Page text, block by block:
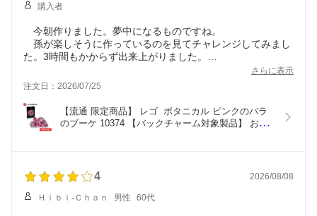
購入者
今朝作りました。夢中になるものですね。
孫が楽しそうに作っているのを見てチャレンジしてみまし
た。3時間もかからず出来上がりました。
チャームもありがとうございました。
さらに表示
注文日：2026/07/25
【流通 限定商品】 レゴ  ボタニカル ピンクのバラ
のブーケ 10374 【バックチャーム対象製品】 おも
4 2026/08/08
Ｈｉｂｉ-Ｃｈａｎ 男性 60代